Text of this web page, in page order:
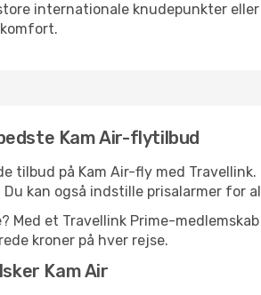
internationale knudepunkter
Kam Air-flytilbud
tilbud på Kam Air-fly med
kan også indstille prisalarmer for
Med et Travellink Prime-
kroner på hver rejse.
Kam Air